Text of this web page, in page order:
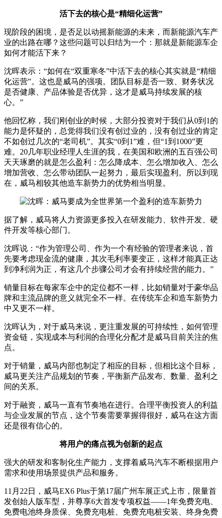
活下去的核心是“精细化运营”
现阶段的困境，是否足以动摇新能源的未来，而新能源汽车产
业的出路在哪？这些问题可以归结为一个：那就是新能源车企
如何才能活下来？
沈晖表示：“如何在“双重寒冬”中活下去的核心其实就是“精细
化运营”。这也是威马的强项。团队目标是否一致、财务状况
是否健康、产品体验是否优异，这才是威马持续发展的核
心。”
他回忆称，我们刚创业的时候，大部分投资对于我们从0到1的
能力是怀疑的，总觉得我们没有创过业的，没有创过业的肯定
不如创过几次的“老司机”。其实“0到1”难，但“1到1000”更
难。20几年职业经理人生涯的我，在美国和欧洲的五百强公司
天天琢磨的就是怎么盈利：怎么降成本、怎么增加收入、怎么
增加营收、怎么带动团队一起努力，最后实现盈利。所以到现
在，威马相较其他造车新势力的优势相当明显。
据了解，威马将人力资源更多投入在研发能力、软件开发、硬
件开发等核心部门。
沈晖说：“作为管理公司、作为一个有经验的管理者来说，首
先要考虑现金流的健康，其次毛利率要变正，这样才能真正达
到净利润为正，有这几个步骤公司才会有持续经营的能力。”
销量目标在每家车企中的定位都不一样，比如销量对于豪华品
牌和主流品牌的意义就完全不一样。在传统车企和造车新势力
中又更不一样。
沈晖认为，对于威马来说，更注重发展的可持续性，如何管理
资金链，实现成本与利润的合理化分配才是威马目前关注的焦
点。
对于销量，威马内部也制定了相应的目标，但相比这个目标，
威马更关注产品规划的节奏，平衡新产品发布、数量、盈利之
间的关系。
对于融资，威马一直有节奏地在进行。合理平衡投资人的利益
与企业发展的节点，这个节奏需要掌握得很好，威马在这方面
还是很有信心的。
将用户的痛点视为创新的起点
强大的研发和客制化生产能力，支撑着威马汽车不断根据用户
需求和使用场景提供产品和服务。
11月22日，威马EX6 Plus于第17届广州车展正式上市，限量首
发创始人版车型，并尊享6大首发专项权益——1年免费充电、
免费电池终身质保、免费充电桩、免费充电桩安装、终身免费